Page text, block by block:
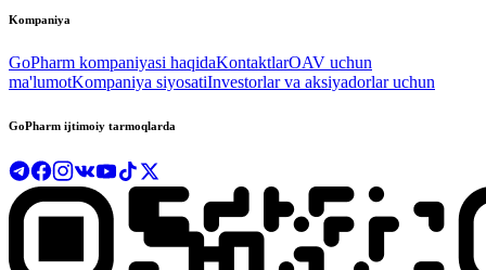
Kompaniya
GoPharm kompaniyasi haqidaKontaktlarOAV uchun
ma'lumotKompaniya siyosatiInvestorlar va aksiyadorlar uchun
GoPharm ijtimoiy tarmoqlarda